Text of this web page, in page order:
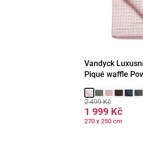
Vandyck
Piqué waffle
2 499 Kč
1 999 Kč
270 x 250 cm